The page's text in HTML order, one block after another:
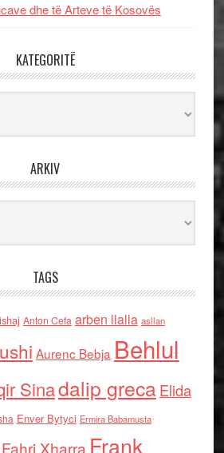
dhe të Arteve të Kosovës
KATEGORITË
ARKIV
TAGS
Anton Cefa arben llalla asllan
Aurenc Bebja Behlul
Sinadalip grecaElida
Enver Bytyci Ermira Babamusta
Fahri Xharra Frank